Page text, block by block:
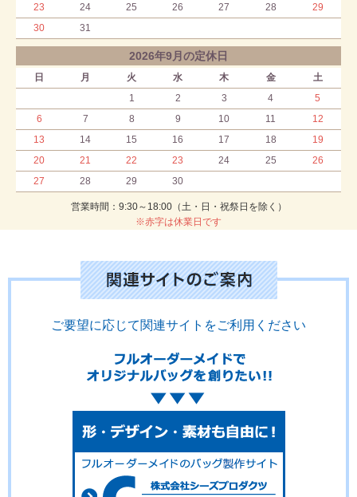
23
24 25 26 27 28
29
30
31
2026年9月の定休日
日 月 火 水 木 金
土
1
2 3 4
5
6
7 8 9 10 11
12
13
14 15 16 17 18
19
20
21 22 23 24 25
26
27
28 29 30
営業時間：9:30～18:00（土・日・祝祭日を除く）
※赤字は休業日です
ご要望に応じて関連サイトをご利用ください